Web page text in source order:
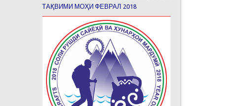
ТАҚВИМИ МОҲИ ФЕВРАЛ 2018